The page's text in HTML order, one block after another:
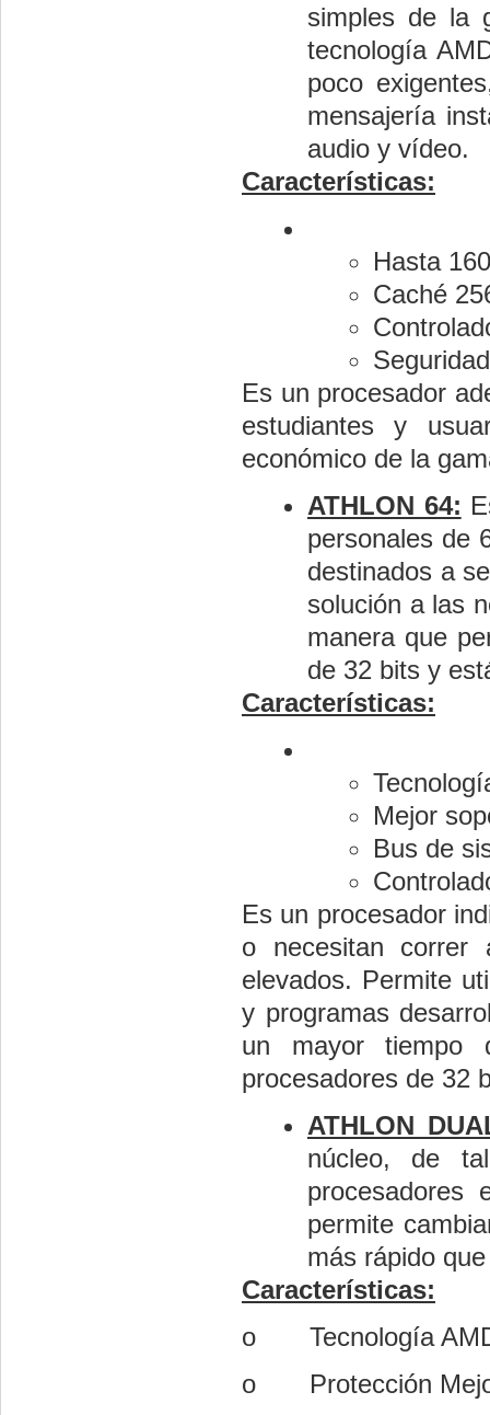
simples de la
tecnología
poco
mensajería
audio y vídeo.
Características:
Hasta
Caché
Es un procesador
estudiantes y
económico de la
ATHLON 64:
personales de
destinados a
solución a las
manera que
de 32 bits y
Características:
Mejor
Bus de
Es un procesador
o necesitan correr
elevados. Permite
y programas
un mayor tiempo
procesadores de 32
ATHLON
núcleo, de
procesadores
permite
más rápido
Características:
o
Tecnología
o
Protección